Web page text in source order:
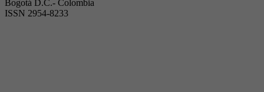
Bogotá D.C.- Colombia
ISSN 2954-8233